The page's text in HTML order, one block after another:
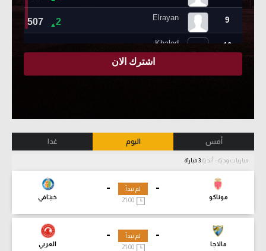
أمس اليوم غدا
مباريات ودية - أندية
-
موناكو
-
خيتافي
لم تبدأ
21:00
-
مالاجا
-
العربي
لم تبدأ
21:00